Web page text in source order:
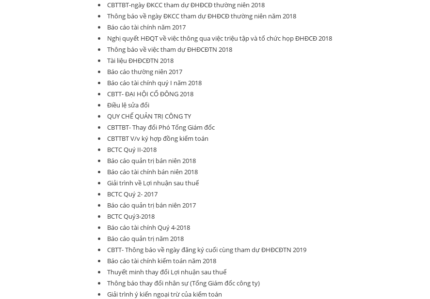
CBTTBT-ngày ĐKCC tham dự ĐHĐCĐ thường niên 2018
Thông báo về ngày ĐKCC tham dự ĐHĐCĐ thường niên năm 2018
Báo cáo tài chính năm 2017
Nghị quyết HĐQT về việc thông qua việc triệu tập và tổ chức họp ĐHĐCĐ 2018
Thông báo về việc tham dự ĐHĐCĐTN 2018
Tài liệu ĐHĐCĐTN 2018
Báo cáo thường niên 2017
Báo cáo tài chính quý I năm 2018
CBTT- ĐẠI HỘI CỔ ĐÔNG 2018
Điều lệ sửa đổi
QUY CHẾ QUẢN TRỊ CÔNG TY
CBTTBT- Thay đổi Phó Tổng Giám đốc
CBTTBT V/v ký hợp đồng kiểm toán
BCTC Quý II-2018
Báo cáo quản trị bán niên 2018
Báo cáo tài chính bán niên 2018
Giải trình về Lợi nhuận sau thuế
BCTC Quý 2- 2017
Báo cáo quản trị bán niên 2017
BCTC Quý3-2018
Báo cáo tài chính Quý 4-2018
Báo cáo quản trị năm 2018
CBTT- Thông báo về ngày đăng ký cuối cùng tham dự ĐHĐCĐTN 2019
Báo cáo tài chính kiểm toán năm 2018
Thuyết minh thay đổi Lợi nhuận sau thuế
Thông báo thay đổi nhân sự (Tổng Giám đốc công ty)
Giải trình ý kiến ngoại trừ của kiểm toán